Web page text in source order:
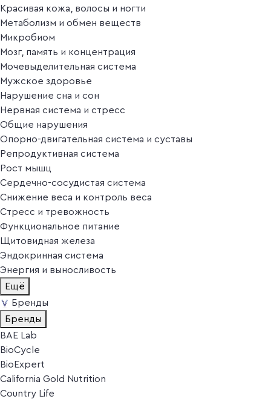
Красивая кожа, волосы и ногти
Метаболизм и обмен веществ
Микробиом
Мозг, память и концентрация
Мочевыделительная система
Мужское здоровье
Нарушение сна и сон
Нервная система и стресс
Общие нарушения
Опорно-двигательная система и суставы
Репродуктивная система
Рост мышц
Сердечно-сосудистая система
Снижение веса и контроль веса
Стресс и тревожность
Функциональное питание
Щитовидная железа
Эндокринная система
Энергия и выносливость
Ещё
Бренды
Бренды
BAE Lab
BioCycle
BioExpert
California Gold Nutrition
Country Life